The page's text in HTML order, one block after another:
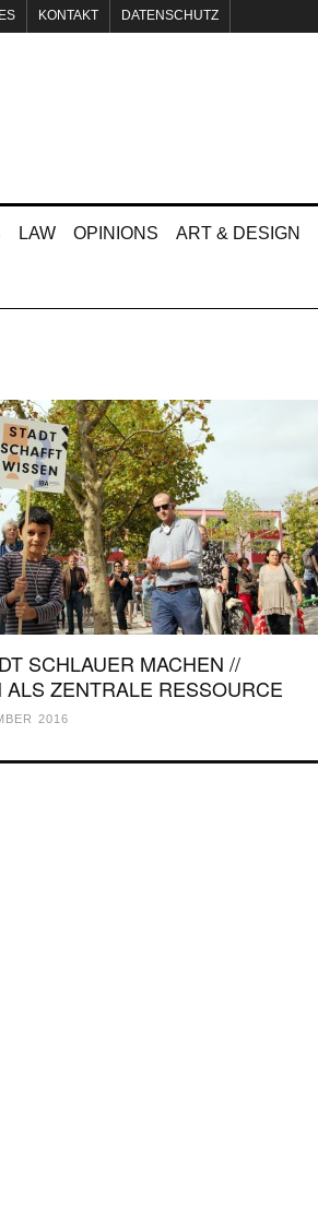
KONTAKT DATENSCHUTZ
LAW OPINIONS ART & DESIGN
SCHLAUER MACHEN //
ALS ZENTRALE RESSOURCE
2016